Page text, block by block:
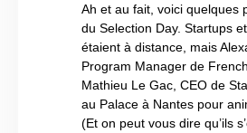
Ah et au fait, voici quelques
du Selection Day. Startups
étaient à distance, mais
Program Manager de
Mathieu Le Gac, CEO de
au Palace à Nantes pour
(Et on peut vous dire qu’ils